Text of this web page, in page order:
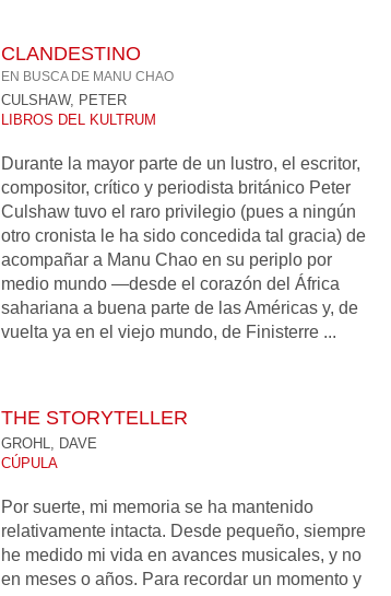
CLANDESTINO
EN BUSCA DE MANU CHAO
CULSHAW, PETER
LIBROS DEL KULTRUM
Durante la mayor parte de un lustro, el escritor,
compositor, crítico y periodista británico Peter
Culshaw tuvo el raro privilegio (pues a ningún
otro cronista le ha sido concedida tal gracia) de
acompañar a Manu Chao en su periplo por
medio mundo —desde el corazón del África
sahariana a buena parte de las Américas y, de
vuelta ya en el viejo mundo, de Finisterre ...
THE STORYTELLER
GROHL, DAVE
CÚPULA
Por suerte, mi memoria se ha mantenido
relativamente intacta. Desde pequeño, siempre
he medido mi vida en avances musicales, y no
en meses o años. Para recordar un momento y